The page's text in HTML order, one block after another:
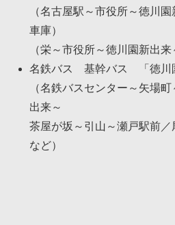
（名古屋駅～市役所～徳川
車庫）
（栄～市役所～徳川園新出来
名鉄バス 基幹バス 「徳川
（名鉄バスセンター～矢場
出来～
茶屋が坂～引山～瀬戸駅前
など）